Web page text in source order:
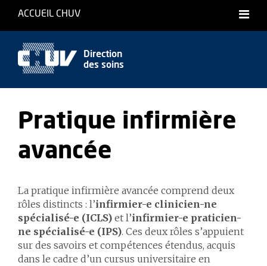
ACCUEIL CHUV
Direction
des soins
Pratique infirmière
avancée
La pratique infirmière avancée comprend deux
rôles distincts : l’infirmier-e clinicien-ne
spécialisé-e (ICLS) et l’infirmier-e praticien-
ne spécialisé-e (IPS). Ces deux rôles s’appuient
sur des savoirs et compétences étendus, acquis
dans le cadre d’un cursus universitaire en